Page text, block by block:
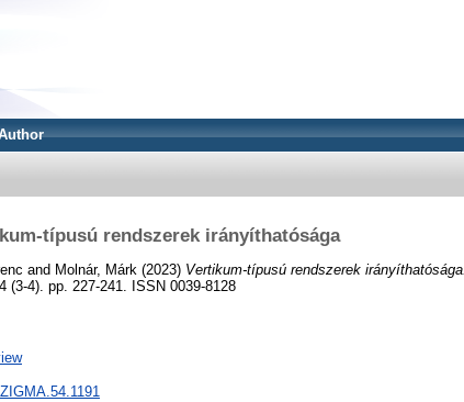
típusú rendszerek irányíthatósága
and Molnár, Márk (2023) Vertikum-típusú rendszerek irányíthatósága.
(3-4). pp. 227-241. ISSN 0039-8128